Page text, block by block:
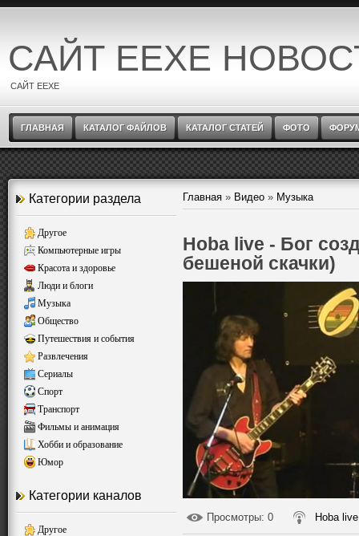
САЙТ EEXE
САЙТ EEXE
ГЛАВНАЯ КАТАЛОГ ФАЙЛОВ КАТАЛОГ СТАТЕЙ ФОТО
Категории раздела
Другое
Компьютерные игры
Красота и здоровье
Люди и блоги
Музыка
Общество
Путешествия и события
Развлечения
Сериалы
Спорт
Транспорт
Фильмы и анимация
Хобби и образование
Юмор
Категории каналов
Другое
Главная » Видео » Музыка
Hoba live - Бог
бешеной скачки)
Просмотры: 0 Hoba live